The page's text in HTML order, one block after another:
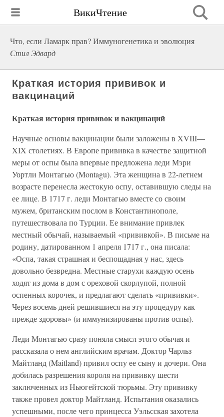
ВикиЧтение
Что, если Ламарк прав? Иммуногенетика и эволюция
Стил Эдвард
Краткая история прививок и
вакцинаций
Краткая история прививок и вакцинаций
Научные основы вакцинации были заложены в XVIII—
XIX столетиях. В Европе прививка в качестве защитной
меры от оспы была впервые предложена леди Мэри
Уортли Монтагью (Montagu). Эта женщина в 22-летнем
возрасте перенесла жестокую оспу, оставившую следы на
ее лице. В 1717 г. леди Монтагью вместе со своим
мужем, британским послом в Константинополе,
путешествовала по Турции. Ее внимание привлек
местный обычай, называемый «прививкой». В письме на
родину, датированном 1 апреля 1717 г., она писала:
«Оспа, такая страшная и беспощадная у нас, здесь
довольно безвредна. Местные старухи каждую осень
ходят из дома в дом с ореховой скорлупой, полной
оспенных корочек, и предлагают сделать «прививки».
Через восемь дней решившиеся на эту процедуру как
прежде здоровы» (и иммунизированы против оспы).
Леди Монтагью сразу поняла смысл этого обычая и
рассказала о нем английским врачам. Доктор Чарльз
Майтланд (Maitland) привил оспу ее сыну и дочери. Она
добилась разрешения короля на прививку шести
заключенных из Ньюгейтской тюрьмы. Эту прививку
также провел доктор Майтланд. Испытания оказались
успешными, после чего принцесса Уэльсская захотела